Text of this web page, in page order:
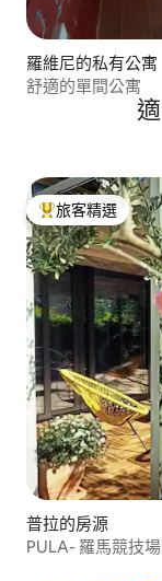
羅維尼的私有公寓
舒適的單間公寓
旅客精選榜首
旅客精選
普拉的房源
PULA- 羅馬